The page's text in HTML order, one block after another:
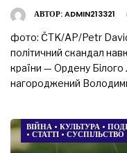
АВТОР:ADMIN213321
фото: ČTK/AP/Petr
політичний скандал
країни — Ордену Білого
нагороджений
ВІЙНА • КУЛЬТУРА •
• СТАТТІ • СУСПІЛЬСТВО